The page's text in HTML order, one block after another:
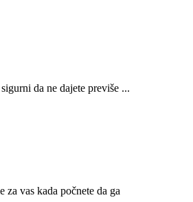
da ne dajete previše ...
vas kada počnete da ga